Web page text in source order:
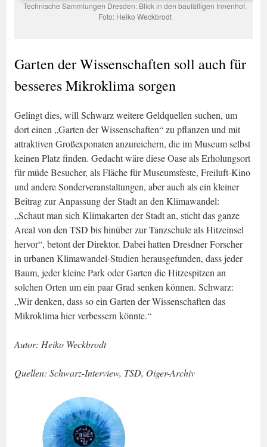
Technische Sammlungen Dresden: Blick in den baufälligen Innenhof.
Foto: Heiko Weckbrodt
Garten der Wissenschaften soll auch für
besseres Mikroklima sorgen
Gelingt dies, will Schwarz weitere Geldquellen suchen, um
dort einen „Garten der Wissenschaften“ zu pflanzen und mit
attraktiven Großexponaten anzureichern, die im Museum selbst
keinen Platz finden. Gedacht wäre diese Oase als Erholungsort
für müde Besucher, als Fläche für Museumsfeste, Freiluft-Kino
und andere Sonderveranstaltungen, aber auch als ein kleiner
Beitrag zur Anpassung der Stadt an den Klimawandel:
„Schaut man sich Klimakarten der Stadt an, sticht das ganze
Areal von den TSD bis hinüber zur Tanzschule als Hitzeinsel
hervor“, betont der Direktor. Dabei hatten Dresdner Forscher
in urbanen Klimawandel-Studien herausgefunden, dass jeder
Baum, jeder kleine Park oder Garten die Hitzespitzen an
solchen Orten um ein paar Grad senken können. Schwarz:
„Wir denken, dass so ein Garten der Wissenschaften das
Mikroklima hier verbessern könnte.“
Autor: Heiko Weckbrodt
Quellen: Schwarz-Interview, TSD, Oiger-Archiv